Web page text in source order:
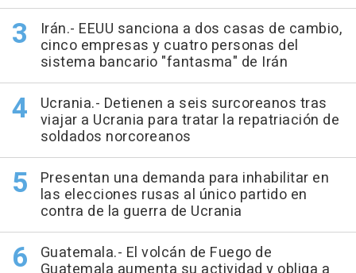
Irán.- EEUU sanciona a dos casas de cambio,
cinco empresas y cuatro personas del
sistema bancario "fantasma" de Irán
Ucrania.- Detienen a seis surcoreanos tras
viajar a Ucrania para tratar la repatriación de
soldados norcoreanos
Presentan una demanda para inhabilitar en
las elecciones rusas al único partido en
contra de la guerra de Ucrania
Guatemala.- El volcán de Fuego de